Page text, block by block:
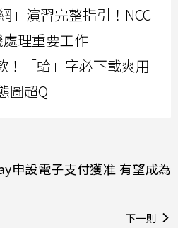
」演習完整指引！NCC
理重要工作
！「蛤」字必下載爽用
圖超Q
申設電子支付獲准 有望成為
下一則